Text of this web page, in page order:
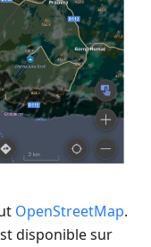
OpenStreetMap.
disponible sur